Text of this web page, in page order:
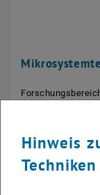
Hinweis
Techniken